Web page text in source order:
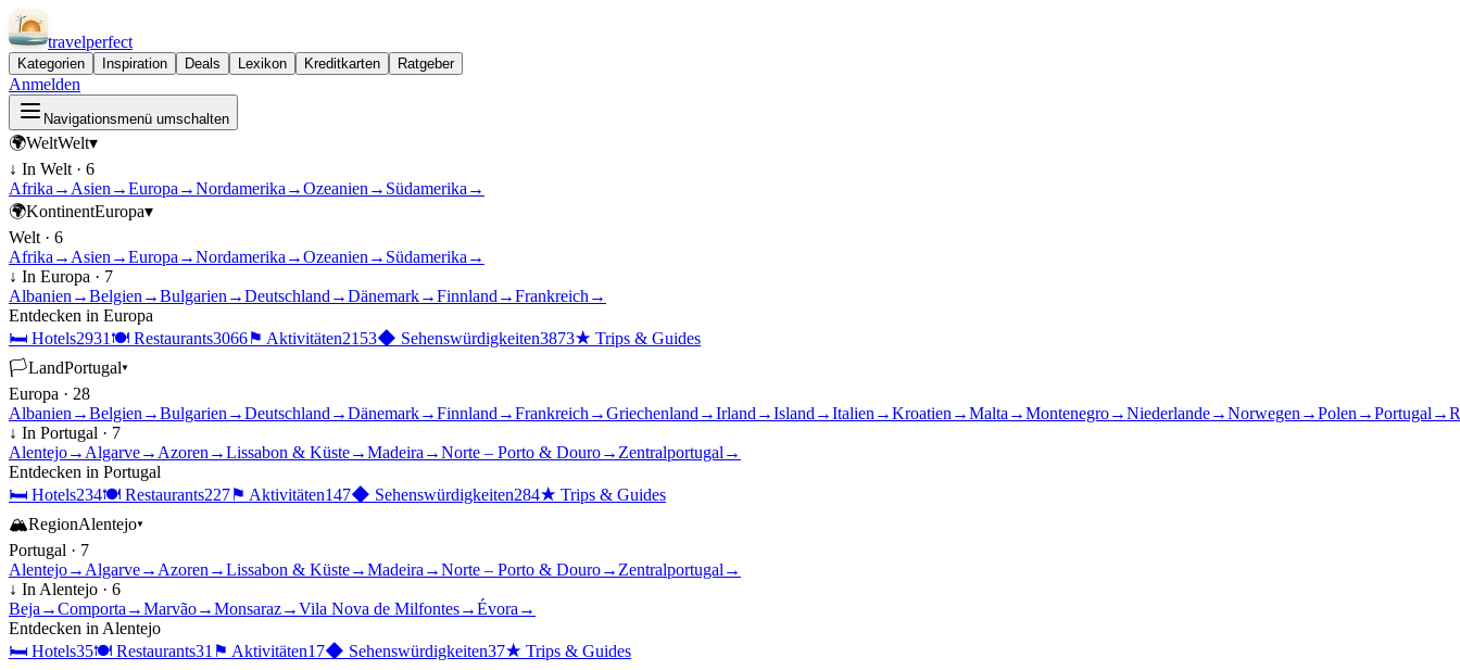
travelperfect
Kategorien Inspiration Deals Lexikon Kreditkarten Ratgeber
Anmelden
Navigationsmenü umschalten
🌍WeltWelt▾
↓ In Welt · 6
Afrika → Asien →Europa →Nordamerika →Ozeanien → Südamerika →
🌍KontinentEuropa▾
Welt · 6
Afrika → Asien →Europa →Nordamerika →Ozeanien → Südamerika →
↓ In Europa · 7
Albanien →Belgien →Bulgarien →Deutschland →Dänemark→Finnland →Frankreich →
Entdecken in Europa
🛏 Hotels2931 🍽 Restaurants3066⚑ Aktivitäten2153◆ Sehenswürdigkeiten3873★ Trips & Guides
🏳LandPortugal▾
Europa · 28
Albanien →Belgien →Bulgarien →Deutschland →Dänemark→Finnland →Frankreich →Griechenland →Irland →Island →Italien →Kroatien →Malta →Montenegro→Niederlande→Norwegen →Polen →Portugal →
↓ In Portugal · 7
Alentejo→ Algarve→ Azoren →Lissabon & Küste→Madeira →Norte – Porto & Douro→ Zentralportugal →
Entdecken in Portugal
🛏 Hotels234🍽 Restaurants227⚑ Aktivitäten147◆ Sehenswürdigkeiten284★ Trips & Guides
🏔RegionAlentejo▾
Portugal · 7
Alentejo→ Algarve→ Azoren →Lissabon & Küste→Madeira →Norte – Porto & Douro→ Zentralportugal →
↓ In Alentejo · 6
Beja →Comporta →Marvão→Monsaraz→Vila Nova de Milfontes→Évora →
Entdecken in Alentejo
🛏 Hotels35🍽 Restaurants31 ⚑ Aktivitäten17◆ Sehenswürdigkeiten37★ Trips & Guides